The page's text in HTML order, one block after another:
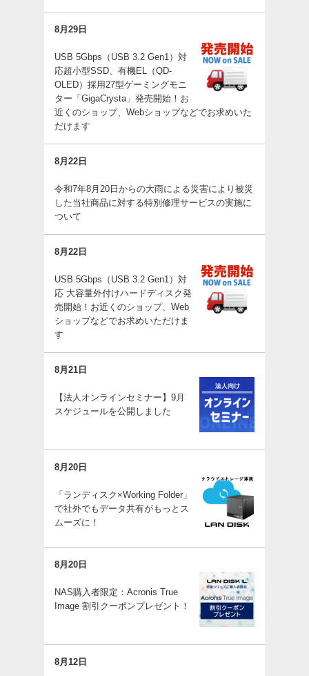
8月29日
USB 5Gbps（USB 3.2 Gen1）対
応超小型SSD、有機EL（QD-
OLED）採用27型ゲーミングモニ
ター「GigaCrysta」発売開始！お
近くのショップ、Webショップなどでお求めいた
だけます
8月22日
令和7年8月20日からの大雨による災害により被災
した当社商品に対する特別修理サービスの実施に
ついて
8月22日
USB 5Gbps（USB 3.2 Gen1）対
応 大容量外付けハードディスク発
売開始！お近くのショップ、Web
ショップなどでお求めいただけま
す
8月21日
【法人オンラインセミナー】9月
スケジュールを公開しました
8月20日
「ランディスク×Working Folder」
で社外でもデータ共有がもっとス
ムーズに！
8月20日
NAS購入者限定：Acronis True
Image 割引クーポンプレゼント！
8月12日